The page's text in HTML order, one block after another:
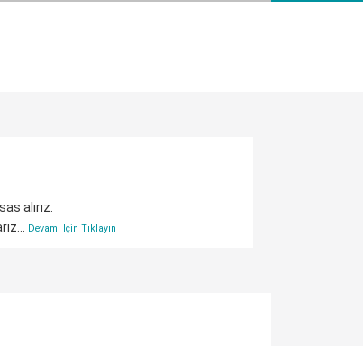
alırız.
Devamı İçin Tıklayın